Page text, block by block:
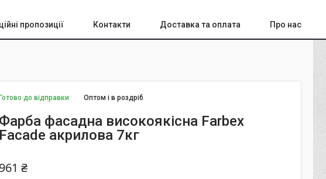
пропозиції Контакти Доставка та оплата Про нас
Готово до відправки Оптом і в роздріб
Фарба фасадна високоякісна Farbex
Facade акрилова 7кг
961 ₴